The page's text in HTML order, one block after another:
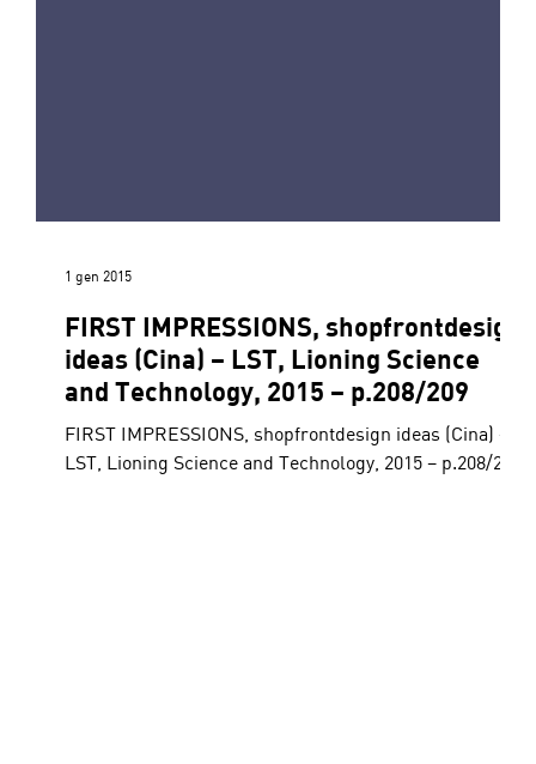
FIRST IMPRESSIONS, shopfrontdesign
ideas (Cina) – LST, Lioning Science
and Technology, 2015 – p.208/209
FIRST IMPRESSIONS, shopfrontdesign ideas (Cina) –
LST, Lioning Science and Technology, 2015 – p.208/209
1 gen 2015